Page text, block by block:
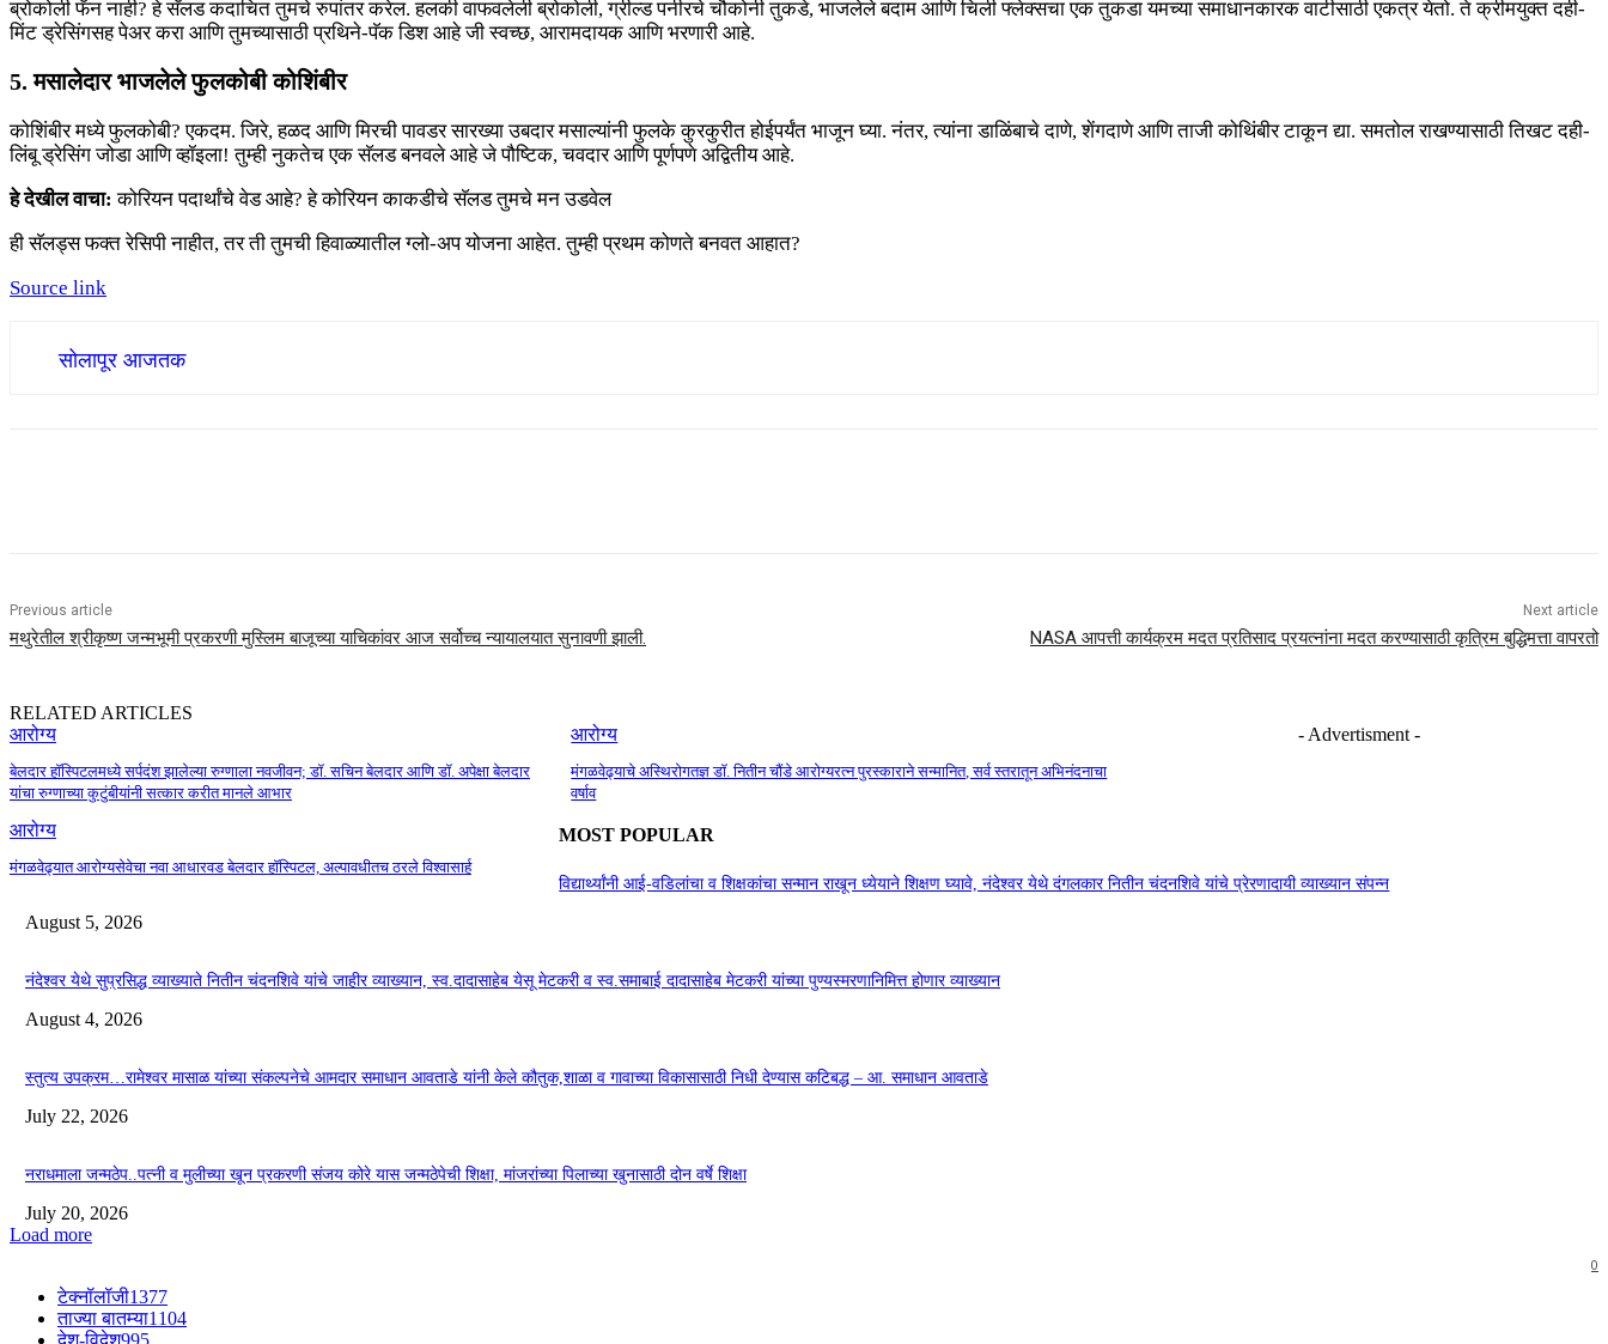
ब्रोकोली फॅन नाही? हे सॅलड कदाचित तुमचे रुपांतर करेल. हलकी वाफवलेली ब्रोकोली, ग्रील्ड पनीरचे चौकोनी तुकडे, भाजलेले बदाम आणि चिली फ्लेक्सचा एक तुकडा यमच्या समाधानकारक वाटीसाठी एकत्र येतो. ते क्रीमयुक्त दही-
मिंट ड्रेसिंगसह पेअर करा आणि तुमच्यासाठी प्रथिने-पॅक डिश आहे जी स्वच्छ, आरामदायक आणि भरणारी आहे.
5. मसालेदार भाजलेले फुलकोबी कोशिंबीर
कोशिंबीर मध्ये फुलकोबी? एकदम. जिरे, हळद आणि मिरची पावडर सारख्या उबदार मसाल्यांनी फुलके कुरकुरीत होईपर्यंत भाजून घ्या. नंतर, त्यांना डाळिंबाचे दाणे, शेंगदाणे आणि ताजी कोथिंबीर टाकून द्या. समतोल राखण्यासाठी तिखट दही-
लिंबू ड्रेसिंग जोडा आणि व्हॉइला! तुम्ही नुकतेच एक सॅलड बनवले आहे जे पौष्टिक, चवदार आणि पूर्णपणे अद्वितीय आहे.
हे देखील वाचा:कोरियन पदार्थांचे वेड आहे? हे कोरियन काकडीचे सॅलड तुमचे मन उडवेल
ही सॅलड्स फक्त रेसिपी नाहीत, तर ती तुमची हिवाळ्यातील ग्लो-अप योजना आहेत. तुम्ही प्रथम कोणते बनवत आहात?
Source link
सोलापूर आजतक
Previous article
मथुरेतील श्रीकृष्ण जन्मभूमी प्रकरणी मुस्लिम बाजूच्या याचिकांवर आज सर्वोच्च न्यायालयात सुनावणी झाली.
Next article
NASA आपत्ती कार्यक्रम मदत प्रतिसाद प्रयत्नांना मदत करण्यासाठी कृत्रिम बुद्धिमत्ता वापरतो
RELATED ARTICLES
आरोग्य
बेलदार हॉस्पिटलमध्ये सर्पदंश झालेल्या रुग्णाला नवजीवन; डॉ. सचिन बेलदार आणि डॉ. अपेक्षा बेलदार
यांचा रुग्णाच्या कुटुंबीयांनी सत्कार करीत मानले आभार
आरोग्य
मंगळवेढ्याचे अस्थिरोगतज्ञ डॉ. नितीन चौंडे आरोग्यरत्न पुरस्काराने सन्मानित, सर्व स्तरातून अभिनंदनाचा
वर्षाव
आरोग्य
मंगळवेढ्यात आरोग्यसेवेचा नवा आधारवड बेलदार हॉस्पिटल, अल्पावधीतच ठरले विश्वासार्ह
- Advertisment -
MOST POPULAR
विद्यार्थ्यांनी आई-वडिलांचा व शिक्षकांचा सन्मान राखून ध्येयाने शिक्षण घ्यावे, नंदेश्वर येथे दंगलकार नितीन चंदनशिवे यांचे प्रेरणादायी व्याख्यान संपन्न
August 5, 2026
नंदेश्वर येथे सुप्रसिद्ध व्याख्याते नितीन चंदनशिवे यांचे जाहीर व्याख्यान, स्व.दादासाहेब येसू मेटकरी व स्व.समाबाई दादासाहेब मेटकरी यांच्या पुण्यस्मरणानिमित्त होणार व्याख्यान
August 4, 2026
स्तुत्य उपक्रम…रामेश्वर मासाळ यांच्या संकल्पनेचे आमदार समाधान आवताडे यांनी केले कौतुक,शाळा व गावाच्या विकासासाठी निधी देण्यास कटिबद्ध – आ. समाधान आवताडे
July 22, 2026
नराधमाला जन्मठेप..पत्नी व मुलीच्या खून प्रकरणी संजय कोरे यास जन्मठेपेची शिक्षा, मांजरांच्या पिलाच्या खुनासाठी दोन वर्षे शिक्षा
July 20, 2026
Load more
0
टेक्नॉलॉजी1377
ताज्या बातम्या1104
देश-विदेश995